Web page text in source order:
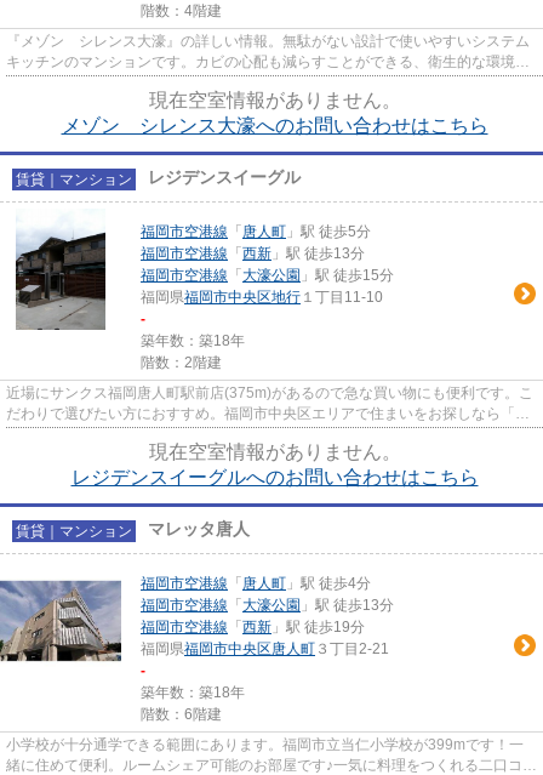
階数：4階建
『メゾン シレンス大濠』の詳しい情報。無駄がない設計で使いやすいシステム
キッチンのマンションです。カビの心配も減らすことができる、衛生的な環境を
保つ浴室乾燥機付き物件。賃...
現在空室情報がありません。
メゾン シレンス大濠へのお問い合わせはこちら
賃貸｜マンション レジデンスイーグル
福岡市空港線 「唐人町 」駅 徒歩5分
福岡市空港線 「西新 」駅 徒歩13分
福岡市空港線 「大濠公園 」駅 徒歩15分
福岡県福岡市中央区地行 １丁目11-10
-
築年数：築18年
階数：2階建
近場にサンクス福岡唐人町駅前店(375m)があるので急な買い物にも便利です。こ
だわりで選びたい方におすすめ。福岡市中央区エリアで住まいをお探しなら「レ
ジデンスイーグル」。高い信...
現在空室情報がありません。
レジデンスイーグルへのお問い合わせはこちら
賃貸｜マンション マレッタ唐人
福岡市空港線 「唐人町 」駅 徒歩4分
福岡市空港線 「大濠公園 」駅 徒歩13分
福岡市空港線 「西新 」駅 徒歩19分
福岡県福岡市中央区唐人町 ３丁目2-21
-
築年数：築18年
階数：6階建
小学校が十分通学できる範囲にあります。福岡市立当仁小学校が399mです！一
緒に住めて便利。ルームシェア可能のお部屋です♪一気に料理をつくれる二口コン